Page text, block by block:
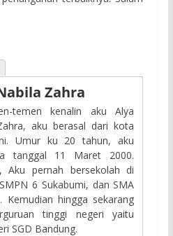
Zahra
temen kenalin aku Alya
aku berasal dari kota
Umur ku 20 tahun, aku
tanggal 11 Maret 2000.
Aku pernah bersekolah di
6 Sukabumi, dan SMA
Kemudian hingga sekarang
tinggi negeri yaitu
SGD Bandung.